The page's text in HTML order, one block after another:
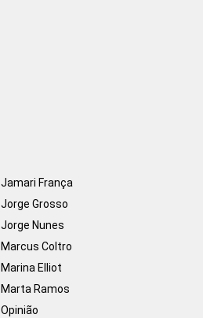
Jamari França
Jorge Grosso
Jorge Nunes
Marcus Coltro
Marina Elliot
Marta Ramos
Opinião